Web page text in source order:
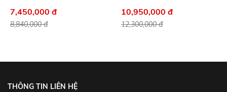
7,450,000 đ
8,840,000 đ
10,950,000 đ
12,300,000 đ
THÔNG TIN LIÊN HỆ